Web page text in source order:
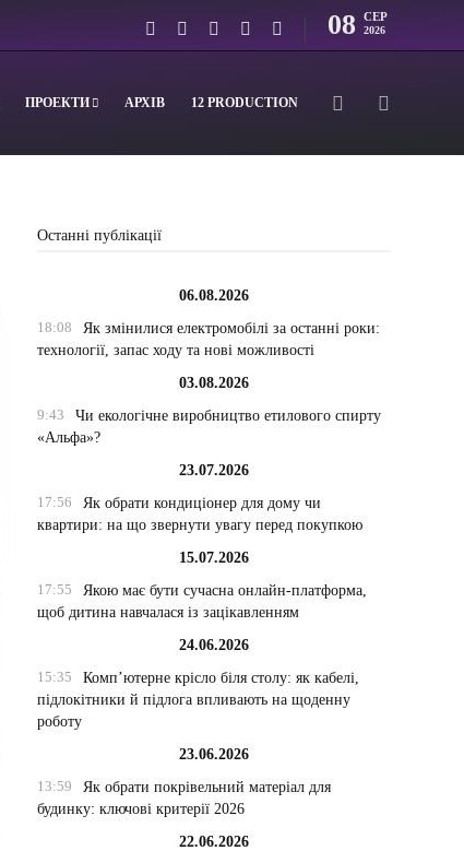
08 СЕР
2026
ПРОЕКТИ АРХІВ 12 PRODUCTION
Останні публікації
06.08.2026
18:08
Як змінилися електромобілі за останні роки:
технології, запас ходу та нові можливості
03.08.2026
9:43
Чи екологічне виробництво етилового спирту
«Альфа»?
23.07.2026
17:56
Як обрати кондиціонер для дому чи
квартири: на що звернути увагу перед покупкою
15.07.2026
17:55
Якою має бути сучасна онлайн-платформа,
щоб дитина навчалася із зацікавленням
24.06.2026
15:35
Комп’ютерне крісло біля столу: як кабелі,
підлокітники й підлога впливають на щоденну
роботу
23.06.2026
13:59
Як обрати покрівельний матеріал для
будинку: ключові критерії 2026
22.06.2026